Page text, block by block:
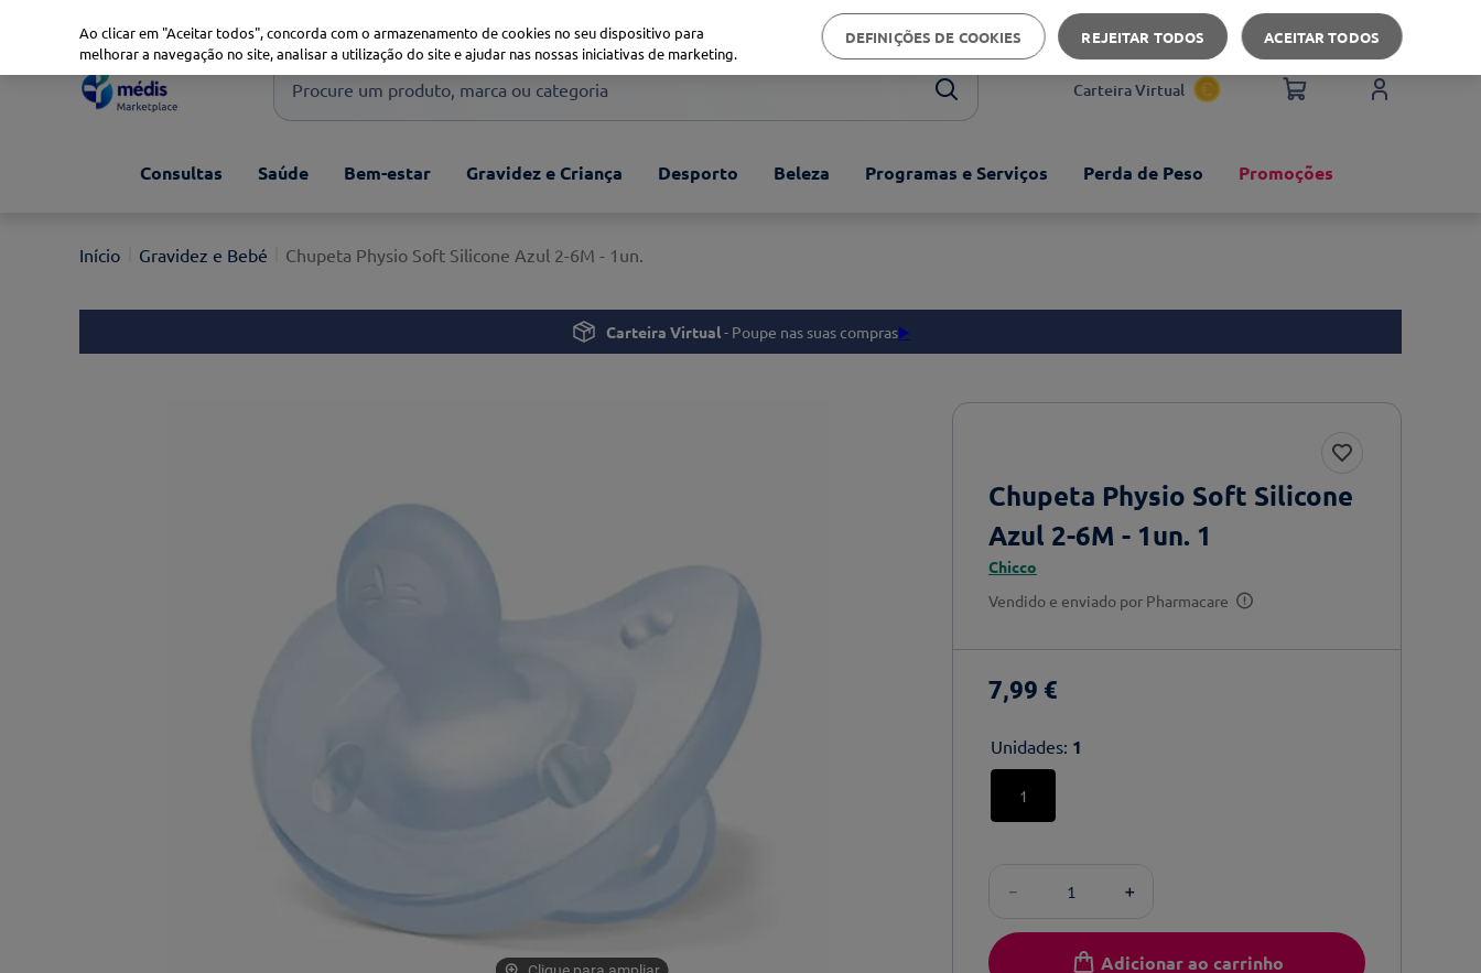
Apoio ao cliente
Procure um produto, marca ou categoria
1º xiaomi
3º uriage
Carteira Virtual
Consultas Saúde Bem-estar Gravidez e Criança Desporto Beleza Programas e Serviços Perda de Peso Promoções
Gravidez e Bebé Chupeta Physio Soft Silicone Azul 2-6M - 1un.
Carteira Virtual- Poupe nas suas compras▶️
Chupeta Physio Soft Silicone
Azul 2-6M - 1un. 1
Chicco
Vendido e enviado por Pharmacare
7,99 €
Unidades: 1
1
＋
－
Adicionar ao carrinho
Ao clicar em "Aceitar todos", concorda com o armazenamento de cookies no seu dispositivo para
melhorar a navegação no site, analisar a utilização do site e ajudar nas nossas iniciativas de marketing.
DEFINIÇÕES DE COOKIES REJEITAR TODOS ACEITAR TODOS